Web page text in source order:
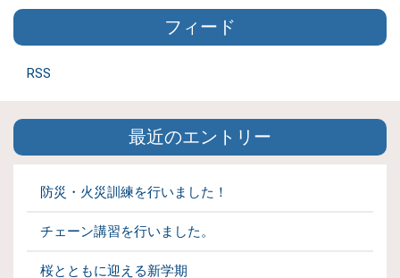
フィード
RSS
最近のエントリー
防災・火災訓練を行いました！
チェーン講習を行いました。
桜とともに迎える新学期